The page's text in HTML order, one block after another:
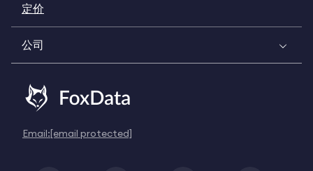
定价
公司
Email:[email protected]